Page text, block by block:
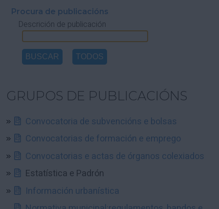
AXUDA
Procura de publicacións
Descrición de publicación
GRUPOS DE PUBLICACIÓNS
Convocatoria de subvencións e bolsas
Convocatorias de formación e emprego
Convocatorias e actas de órganos colexiados
Estatística e Padrón
Información urbanística